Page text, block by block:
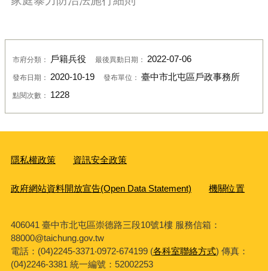
市府分類： 戶籍兵役 最後異動日期： 2022-07-06
發布日期： 2020-10-19 發布單位： 臺中市北屯區戶政事務所
點閱次數： 1228
隱私權政策 資訊安全政策
政府網站資料開放宣告(Open Data Statement) 機關位置
406041 臺中市北屯區崇德路三段10號1樓 服務信箱：
88000@taichung.gov.tw
電話：(04)2245-3371‧0972-674199 (各科室聯絡方式) 傳真：
(04)2246-3381 統一編號：52002253